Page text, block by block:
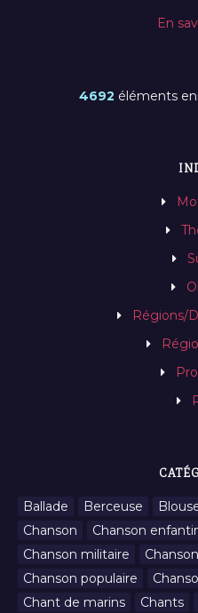
En
4692 éléments
Régions/
Ballade Berceuse
Chanson
Chanson
Chanson militaire
Chanson populaire
Chant de marins
Chants